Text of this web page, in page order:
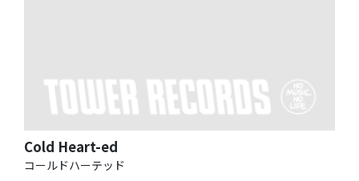
Cold Heart-ed
コールドハーテッド